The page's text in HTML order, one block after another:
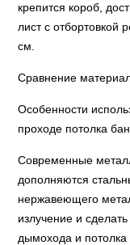
крепится короб,
лист с отбортовкой
см.
Сравнение
Особенности
проходе потолка
Современные
дополняются
нержавеющего
излучение и
дымохода и